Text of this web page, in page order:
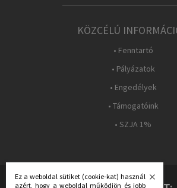
KÖZCÉLÚ
• Fenntartó
• Pályázatok
• Engedélyek
• Támogatóink
• SZJA 1%
Ez a weboldal sütiket (cookie-kat) használ
azért, hogy a weboldal működjön és jobb